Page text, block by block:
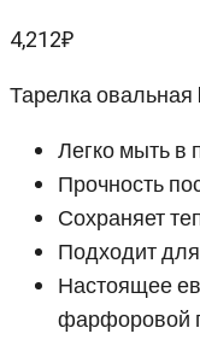
4,212₽
Тарелка
Легко мыть в
Прочность
Сохраняет
Подходит
Настоящее
фарфоровой